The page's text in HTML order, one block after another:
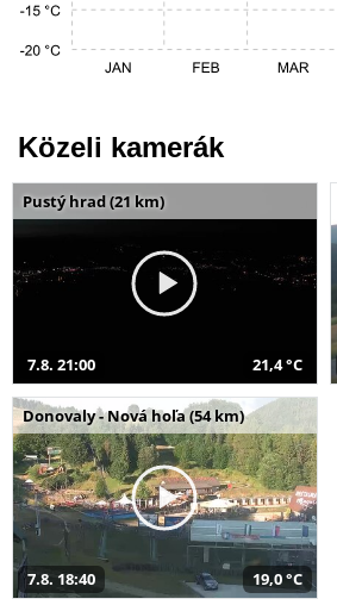
Közeli kamerák
Pustý hrad (21 km)
7.8. 21:00 21,4 °C
Donovaly - Nová hoľa (54 km)
7.8. 18:40 19,0 °C